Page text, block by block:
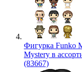
Фигурка Funko
Mystery в
(83667)